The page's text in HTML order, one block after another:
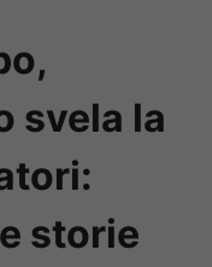
svela la
storie